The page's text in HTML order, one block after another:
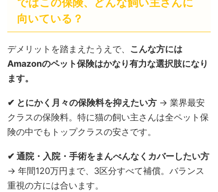
ではこの保険、どんな飼い主さんに
向いている？
デメリットを踏まえたうえで、 こんな方には
Amazonのペット保険はかなり有力な選択肢になり
ます。
✔ とにかく月々の保険料を抑えたい方 → 業界最安
クラスの保険料。特に猫の飼い主さんは全ペット保
険の中でもトップクラスの安さです。
✔ 通院・入院・手術をまんべんなくカバーしたい方
→ 年間120万円まで、3区分すべて補償。バランス
重視の方には合います。